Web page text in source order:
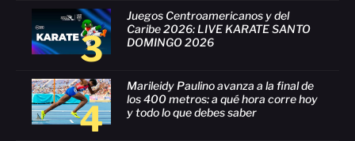
3
Juegos Centroamericanos y del
Caribe 2026: LIVE KARATE SANTO
DOMINGO 2026
4
Marileidy Paulino avanza a la final de
los 400 metros: a qué hora corre hoy
y todo lo que debes saber